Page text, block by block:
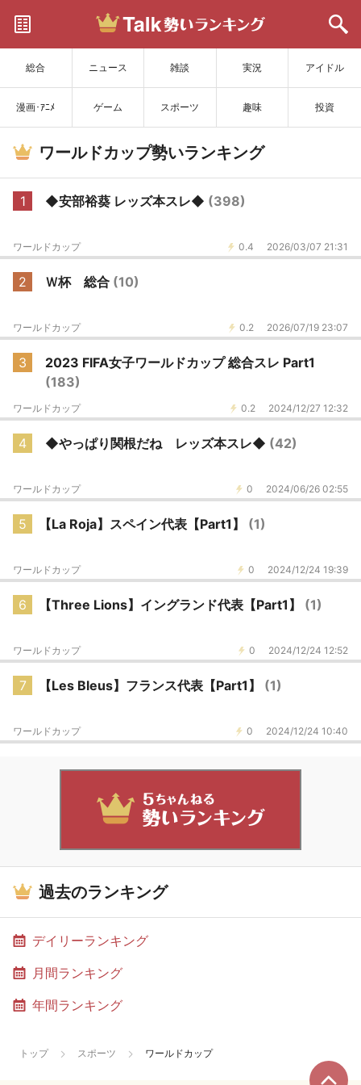
総合 ニュース 雑談 実況 アイドル
漫画･ｱﾆﾒ ゲーム スポーツ 趣味 投資
サイトを更新
ワールドカップ勢いランキング
1 ◆安部裕葵 レッズ本スレ◆ (398)
0.4 2026/03/07 21:31
ワールドカップ
2 Ｗ杯 総合 (10)
0.2 2026/07/19 23:07
ワールドカップ
3
2023 FIFA女子ワールドカップ 総合スレ Part1
(183)
0.2 2024/12/27 12:32
ワールドカップ
4 ◆やっぱり関根だね レッズ本スレ◆ (42)
0 2024/06/26 02:55
ワールドカップ
5 【La Roja】スペイン代表【Part1】 (1)
0 2024/12/24 19:39
ワールドカップ
6 【Three Lions】イングランド代表【Part1】 (1)
0 2024/12/24 12:52
ワールドカップ
7 【Les Bleus】フランス代表【Part1】 (1)
0 2024/12/24 10:40
ワールドカップ
過去のランキング
デイリーランキング
月間ランキング
年間ランキング
トップ スポーツ ワールドカップ